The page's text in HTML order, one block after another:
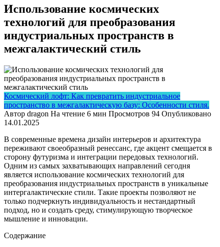
Использование космических
технологий для преобразования
индустриальных пространств в
межгалактический стиль
Космический лофт: Как превратить индустриальное
пространство в межгалактическую базу: Особенности стиля.
Автор dragon На чтение 6 мин Просмотров 94 Опубликовано
14.01.2025
В современные времена дизайн интерьеров и архитектура
переживают своеобразный ренессанс, где акцент смещается в
сторону футуризма и интеграции передовых технологий.
Одним из самых захватывающих направлений сегодня
является использование космических технологий для
преобразования индустриальных пространств в уникальные
интергалактические стили. Такие проекты позволяют не
только подчеркнуть индивидуальность и нестандартный
подход, но и создать среду, стимулирующую творческое
мышление и инновации.
Содержание